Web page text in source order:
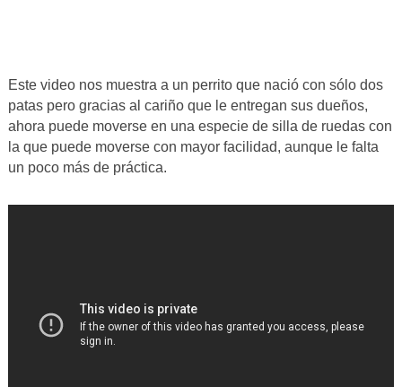
Este video nos muestra a un perrito que nació con sólo dos
patas pero gracias al cariño que le entregan sus dueños,
ahora puede moverse en una especie de silla de ruedas con
la que puede moverse con mayor facilidad, aunque le falta
un poco más de práctica.